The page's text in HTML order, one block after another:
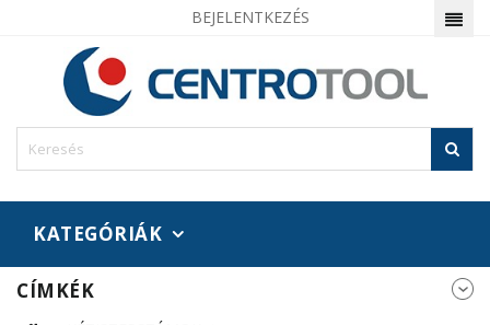
BEJELENTKEZÉS
KATEGÓRIÁK
CÍMKÉK